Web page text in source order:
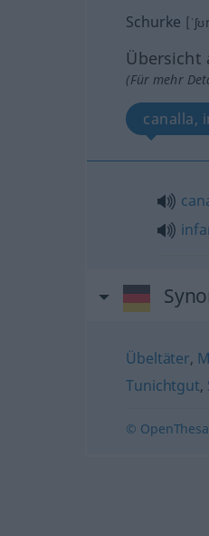
Schurke
Übersicht
(Für mehr
canalla,
Übeltäter,
Tunichtgut,
©